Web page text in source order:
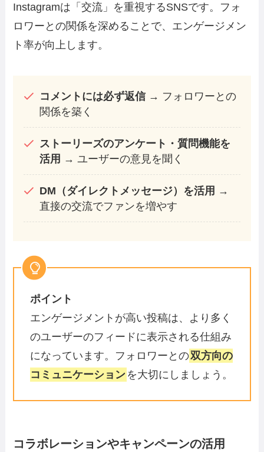
Instagramは「交流」を重視するSNSです。フォ
ロワーとの関係を深めることで、エンゲージメン
ト率が向上します。
コメントには必ず返信→ フォロワーとの
関係を築く
ストーリーズのアンケート・質問機能を
活用 → ユーザーの意見を聞く
DM（ダイレクトメッセージ）を活用 →
直接の交流でファンを増やす
ポイント
エンゲージメントが高い投稿は、より多く
のユーザーのフィードに表示される仕組み
になっています。フォロワーとの双方向の
コミュニケーション を大切にしましょう。
コラボレーションやキャンペーンの活用